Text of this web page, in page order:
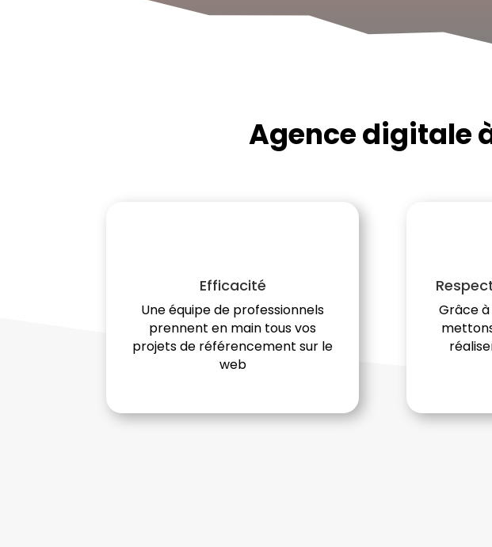
Agence digitale
Efficacité
Une équipe de professionnels
prennent en main tous vos
projets de référencement sur le
web
Grâce